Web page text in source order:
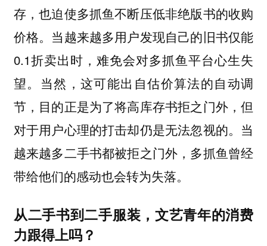
存，也迫使多抓鱼不断压低非绝版书的收购
价格。当越来越多用户发现自己的旧书仅能
0.1折卖出时，难免会对多抓鱼平台心生失
望。当然，这可能出自估价算法的自动调
节，目的正是为了将高库存书拒之门外，但
对于用户心理的打击却仍是无法忽视的。当
越来越多二手书都被拒之门外，多抓鱼曾经
带给他们的感动也会转为失落。
从二手书到二手服装，文艺青年的消费
力跟得上吗？